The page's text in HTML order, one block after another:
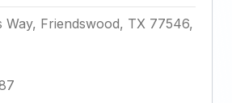
Way, Friendswood, TX 77546,